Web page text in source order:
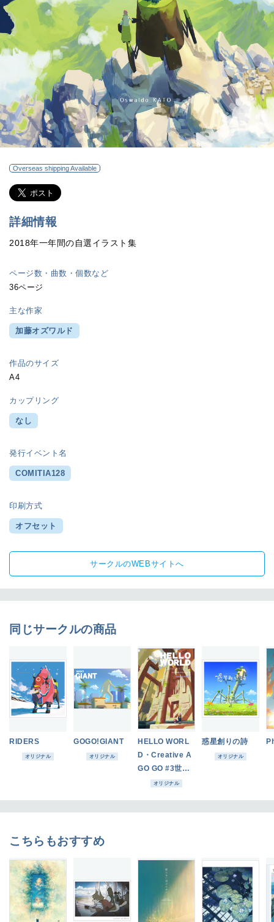
Overseas shipping Available
詳細情報
2018年一年間の自選イラスト集
ページ数・曲数・個数など
36ページ
主な作家
加藤オズワルド
作品のサイズ
A4
カップリング
なし
発行イベント名
COMITIA128
印刷方式
オフセット
サークルのWEBサイトへ
同じサークルの商品
RIDERS
オリジナル
GOGO!GIANT
オリジナル
HELLO WORL
D・Creative A
GO GO #3世界
をデザインする
オリジナル
惑星創りの詩
オリジナル
こちらもおすすめ